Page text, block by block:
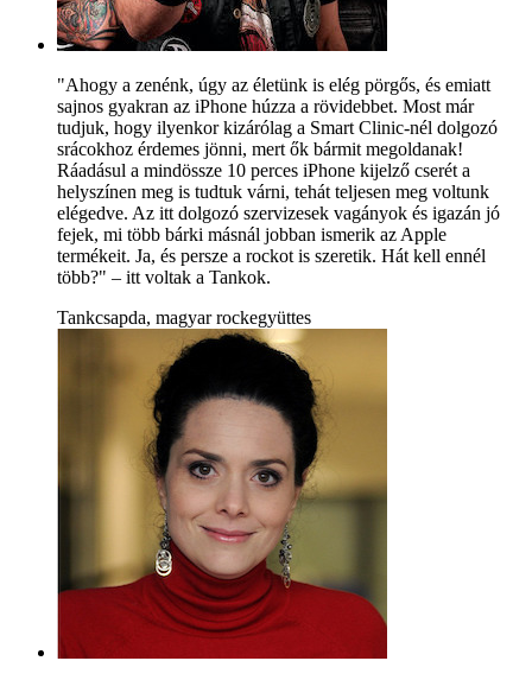
"Ahogy a zenénk, úgy az életünk is elég pörgős, és emiatt
sajnos gyakran az iPhone húzza a rövidebbet. Most már
tudjuk, hogy ilyenkor kizárólag a Smart Clinic-nél dolgozó
srácokhoz érdemes jönni, mert ők bármit megoldanak!
Ráadásul a mindössze 10 perces iPhone kijelző cserét a
helyszínen meg is tudtuk várni, tehát teljesen meg voltunk
elégedve. Az itt dolgozó szervizesek vagányok és igazán jó
fejek, mi több bárki másnál jobban ismerik az Apple
termékeit. Ja, és persze a rockot is szeretik. Hát kell ennél
több?" – itt voltak a Tankok.
Tankcsapda, magyar rockegyüttes